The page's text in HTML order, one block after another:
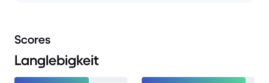
Scores
Langlebigkeit